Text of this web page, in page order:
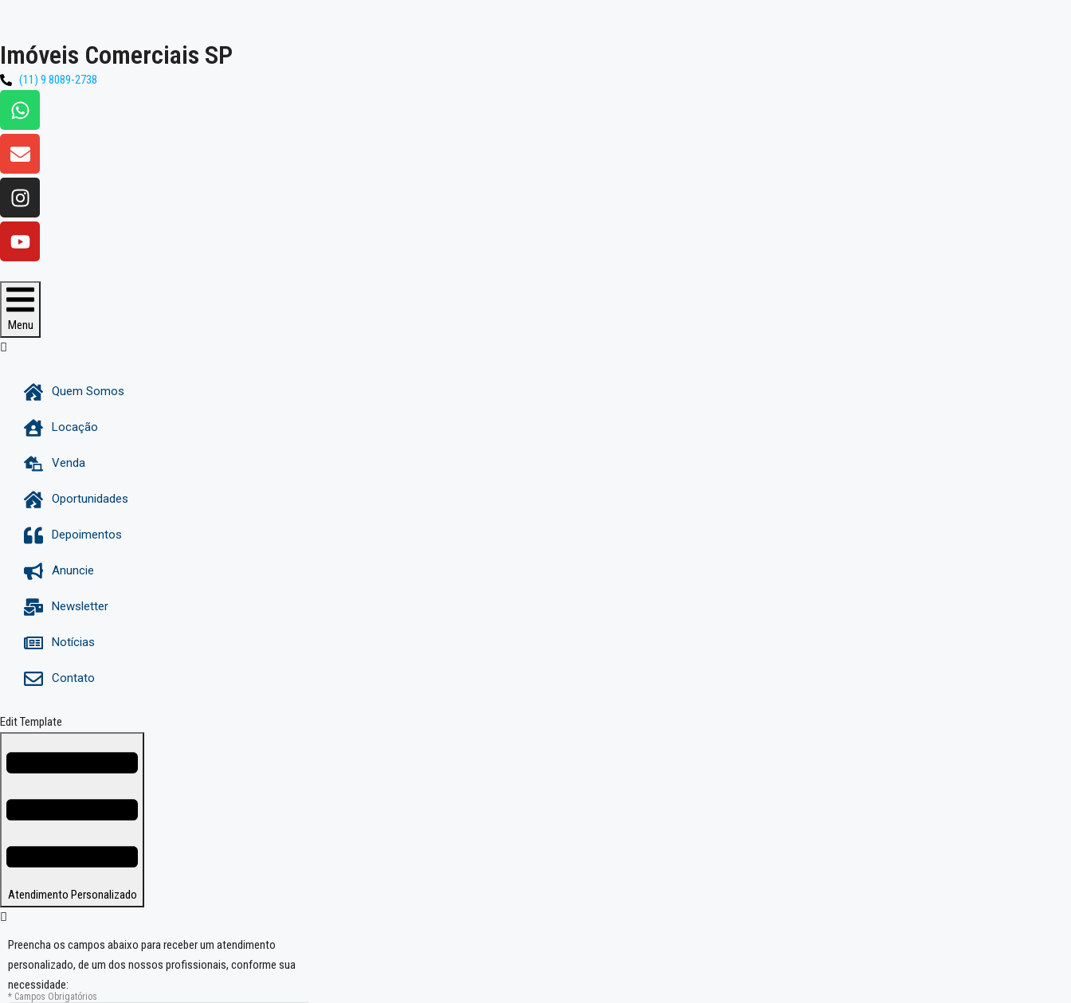
Imóveis Comerciais SP
(11) 9 8089-2738
Menu
Quem Somos
Locação
Venda
Oportunidades
Depoimentos
Anuncie
Newsletter
Notícias
Contato
Edit Template
Atendimento Personalizado
Preencha os campos abaixo para receber um atendimento
personalizado, de um dos nossos profissionais, conforme sua
necessidade:
* Campos Obrigatórios